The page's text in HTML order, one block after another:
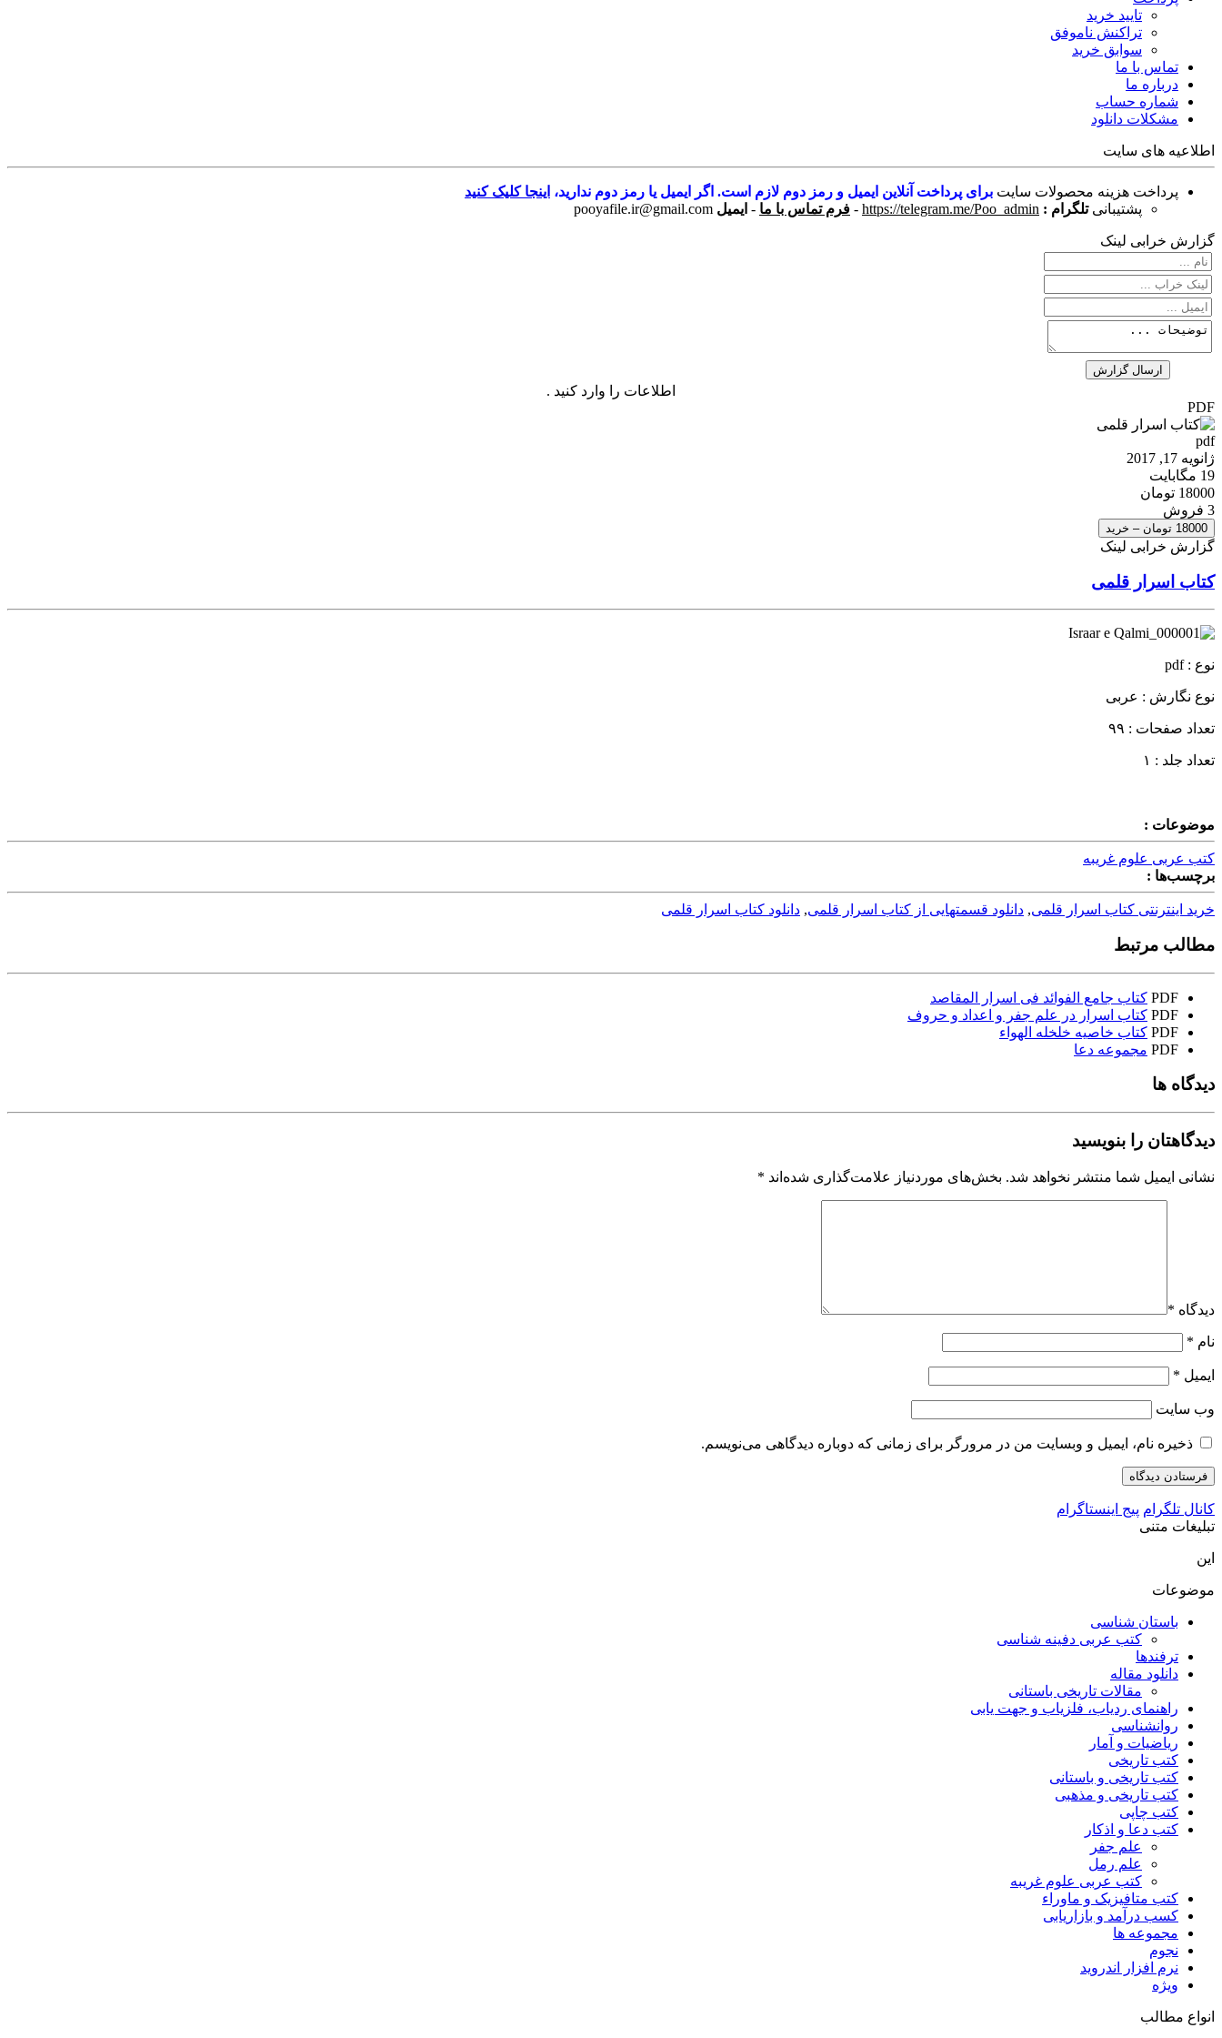
تایید خرید
تراکنش ناموفق
سوابق خرید
تماس با ما
درباره ما
شماره حساب
مشکلات دانلود
اطلاعیه های سایت
پرداخت هزینه محصولات سایت برای پرداخت آنلاین ایمیل و رمز دوم لازم است. اگر ایمیل یا رمز دوم ندارید، اینجا کلیک کنید
پشتیبانی تلگرام : https://telegram.me/Poo_admin
- فرم تماس با ما - ایمیل pooyafile.ir@gmail.com
گزارش خرابی لینک
اطلاعات را وارد کنید .
PDF
pdf
ژانویه 17, 2017
19 مگابایت
18000 تومان
3 فروش
18000 تومان – خرید
گزارش خرابی لینک
کتاب اسرار قلمی
نوع : pdf
نوع نگارش : عربی
تعداد صفحات : ۹۹
تعداد جلد : ۱
موضوعات :
کتب عربی علوم غریبه
برچسب‌ها :
خرید اینترنتی کتاب اسرار قلمی, دانلود قسمتهایی از کتاب اسرار قلمی, دانلود کتاب اسرار قلمی
مطالب مرتبط
PDF کتاب جامع الفوائد فی اسرار المقاصد
PDF کتاب اسرار در علم جفر و اعداد و حروف
PDF کتاب خاصیه خلخله الهواء
PDF مجموعه دعا
دیدگاه ها
دیدگاهتان را بنویسید
نشانی ایمیل شما منتشر نخواهد شد. بخش‌های موردنیاز علامت‌گذاری شده‌اند *
دیدگاه *
نام *
ایمیل *
وب‌ سایت
ذخیره نام، ایمیل و وبسایت من در مرورگر برای زمانی که دوباره دیدگاهی می‌نویسم.
کانال تلگرام پیج اینستاگرام
تبلیغات متنی
این
موضوعات
باستان شناسی
کتب عربی دفینه شناسی
ترفندها
دانلود مقاله
مقالات تاریخی باستانی
راهنمای ردیاب، فلزیاب و جهت یابی
روانشناسی
ریاضیات و آمار
کتب تاریخی
کتب تاریخی و باستانی
کتب تاریخی و مذهبی
کتب چاپی
کتب دعا و اذکار
علم جفر
علم رمل
کتب عربی علوم غریبه
کتب متافیزیک و ماوراء
کسب درآمد و بازاریابی
مجموعه ها
نجوم
نرم افزار اندروید
ویژه
انواع مطالب